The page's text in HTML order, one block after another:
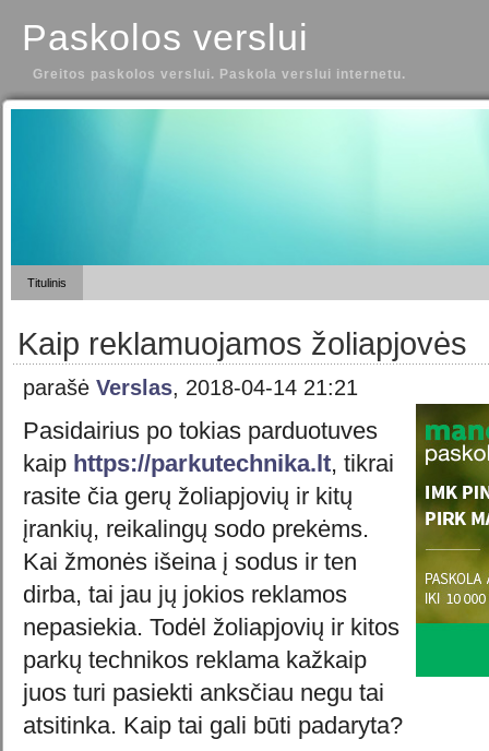
Paskolos verslui
Greitos paskolos verslui. Paskola verslui internetu.
Titulinis
Kaip reklamuojamos žoliapjovės
parašė Verslas, 2018-04-14 21:21
Pasidairius po tokias parduotuves
kaip https://parkutechnika.lt, tikrai
rasite čia gerų žoliapjovių ir kitų
įrankių, reikalingų sodo prekėms.
Kai žmonės išeina į sodus ir ten
dirba, tai jau jų jokios reklamos
nepasiekia. Todėl žoliapjovių ir kitos
parkų technikos reklama kažkaip
juos turi pasiekti anksčiau negu tai
atsitinka. Kaip tai gali būti padaryta?